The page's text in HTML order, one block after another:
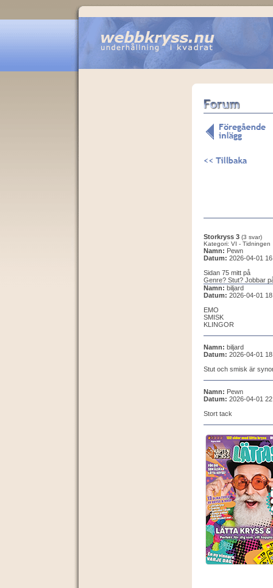
Storkryss 3 (3 svar)
Kategori: VI - Tidningen
Namn: Pewn
Datum: 2026-04-01
Sidan 75 mitt på
Genre? Stut? Jobbar
Namn: biljard
Datum: 2026-04-01
EMO
SMISK
KLINGOR
Namn: biljard
Datum: 2026-04-01
Stut och smisk är
Namn: Pewn
Datum: 2026-04-01
Stort tack